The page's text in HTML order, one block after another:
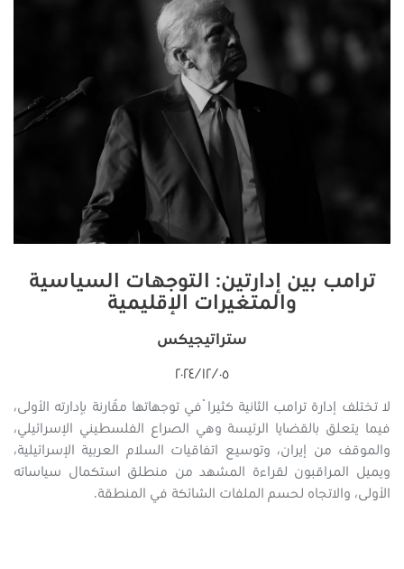
ترامب بين إدارتين: التوجهات السياسية
والمتغيرات الإقليمية
ستراتيجيكس
٠٥‏/١٢‏/٢٠٢٤
لا تختلف إدارة ترامب الثانية كثيراً في توجهاتها مُقارنة بإدارته الأولى،
فيما يتعلق بالقضايا الرئيسة وهي الصراع الفلسطيني الإسرائيلي،
والموقف من إيران، وتوسيع اتفاقيات السلام العربية الإسرائيلية،
ويميل المراقبون لقراءة المشهد من منطلق استكمال سياساته
الأولى، والاتجاه لحسم الملفات الشائكة في المنطقة.